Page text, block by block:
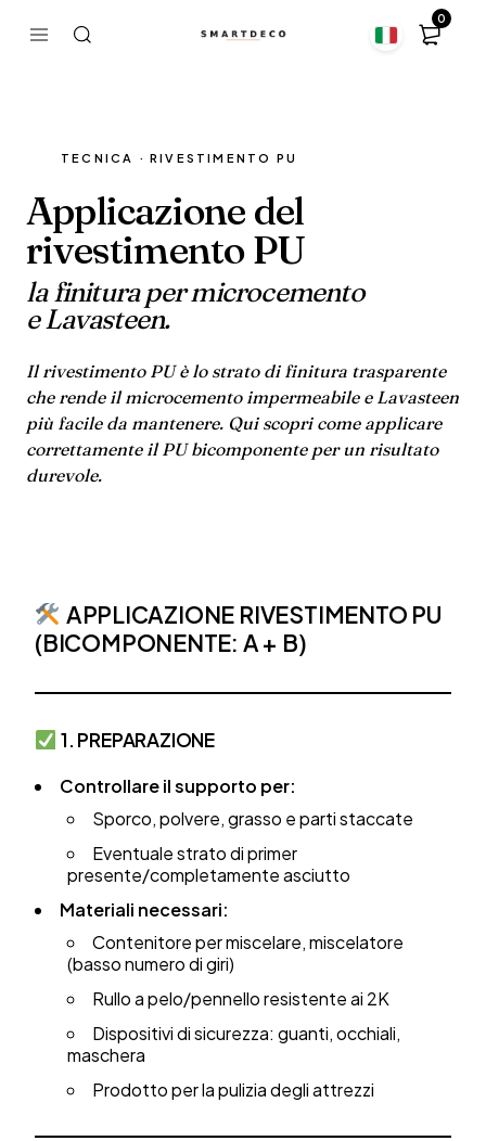
0
TECNICA · RIVESTIMENTO PU
Applicazione del
rivestimento PU
la finitura per microcemento
e Lavasteen.
Il rivestimento PU è lo strato di finitura trasparente
che rende il microcemento impermeabile e Lavasteen
più facile da mantenere. Qui scopri come applicare
correttamente il PU bicomponente per un risultato
durevole.
APPLICAZIONE RIVESTIMENTO PU
(BICOMPONENTE: A + B)
1. PREPARAZIONE
Controllare il supporto per:
Sporco, polvere, grasso e parti staccate
Eventuale strato di primer
presente/completamente asciutto
Materiali necessari:
Contenitore per miscelare, miscelatore
(basso numero di giri)
Rullo a pelo/pennello resistente ai 2K
Dispositivi di sicurezza: guanti, occhiali,
maschera
Prodotto per la pulizia degli attrezzi